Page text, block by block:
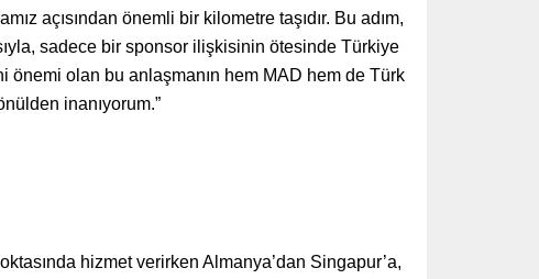
açısından önemli bir kilometre taşıdır. Bu adım,
sadece bir sponsor ilişkisinin ötesinde Türkiye
önemi olan bu anlaşmanın hem MAD hem de Türk
inanıyorum.”
hizmet verirken Almanya’dan Singapur’a,